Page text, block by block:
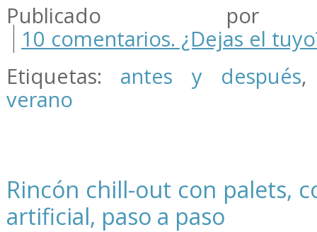
Publicado por
10 comentarios. ¿Dejas el
Etiquetas: antes y después
verano
Rincón chill-out con palets,
artificial, paso a paso